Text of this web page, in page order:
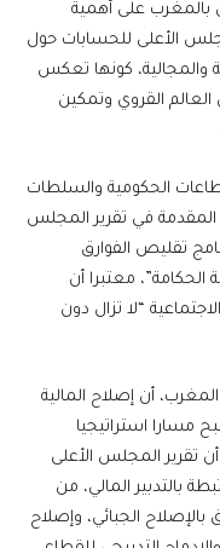
بالمغرب على أهمية
الأعلى للحسابات حول
والمجالية، كونها تعكس
القروي وتمكين
الحكومية والسلطات
المقدمة في تقرير المجلس
تقليص الفوارق
الحكامة”، معتبرا أن
“لا تزال دون
أن إصلاح المالية
مسارا استراتيجيا
تقرير المجلس الأعلى
بالتدبير المالي، من
بالإصلاح الجبائي، وإصلاح